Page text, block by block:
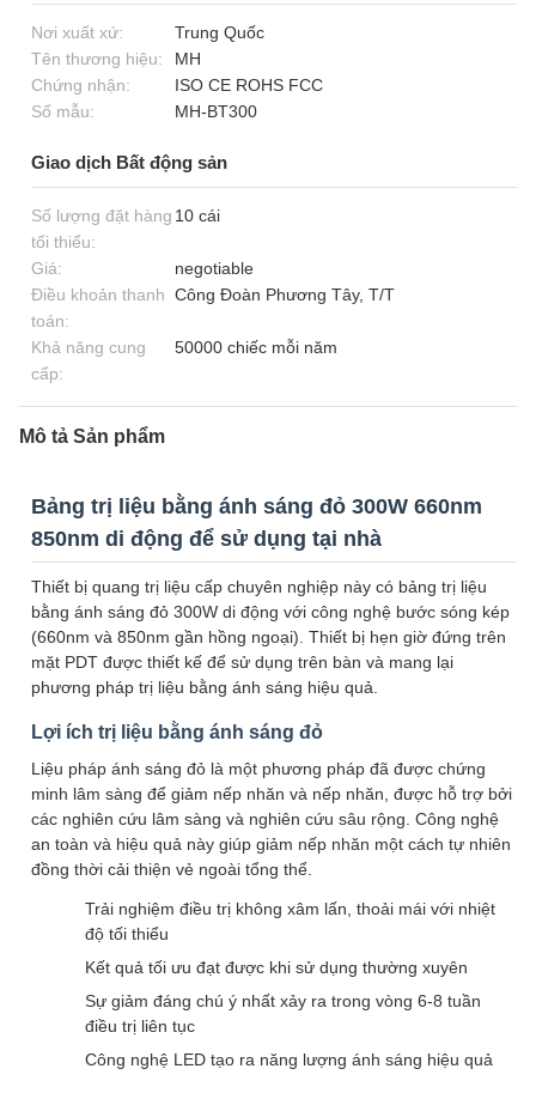
Nơi xuất xứ:
Trung Quốc
Tên thương hiệu:
MH
Chứng nhận:
ISO CE ROHS FCC
Số mẫu:
MH-BT300
Giao dịch Bất động sản
Số lượng đặt hàng
tối thiểu:
10 cái
Giá:
negotiable
Điều khoản thanh
toán:
Công Đoàn Phương Tây, T/T
Khả năng cung
cấp:
50000 chiếc mỗi năm
Mô tả Sản phẩm
Bảng trị liệu bằng ánh sáng đỏ 300W 660nm
850nm di động để sử dụng tại nhà
Thiết bị quang trị liệu cấp chuyên nghiệp này có bảng trị liệu
bằng ánh sáng đỏ 300W di động với công nghệ bước sóng kép
(660nm và 850nm gần hồng ngoại). Thiết bị hẹn giờ đứng trên
mặt PDT được thiết kế để sử dụng trên bàn và mang lại
phương pháp trị liệu bằng ánh sáng hiệu quả.
Lợi ích trị liệu bằng ánh sáng đỏ
Liệu pháp ánh sáng đỏ là một phương pháp đã được chứng
minh lâm sàng để giảm nếp nhăn và nếp nhăn, được hỗ trợ bởi
các nghiên cứu lâm sàng và nghiên cứu sâu rộng. Công nghệ
an toàn và hiệu quả này giúp giảm nếp nhăn một cách tự nhiên
đồng thời cải thiện vẻ ngoài tổng thể.
Trải nghiệm điều trị không xâm lấn, thoải mái với nhiệt
độ tối thiểu
Kết quả tối ưu đạt được khi sử dụng thường xuyên
Sự giảm đáng chú ý nhất xảy ra trong vòng 6-8 tuần
điều trị liên tục
Công nghệ LED tạo ra năng lượng ánh sáng hiệu quả